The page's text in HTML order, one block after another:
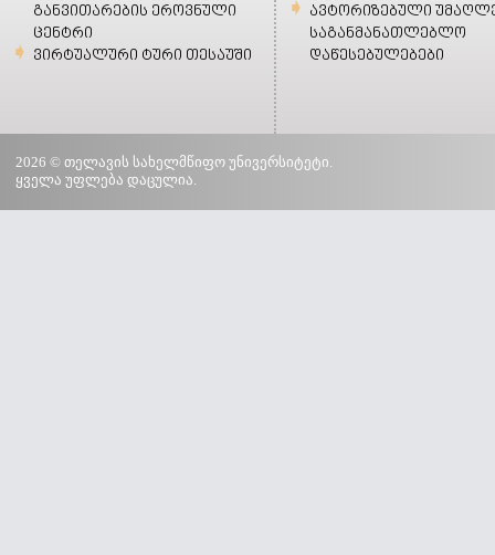
განვითარების ეროვნული
ცენტრი
ვირტუალური ტური თესაუში
ავტორიზებული
საგანმანათლებლო
დაწესებულებები
2026 © თელავის სახელმწიფო უნივერსიტეტი.
ყველა უფლება დაცულია.